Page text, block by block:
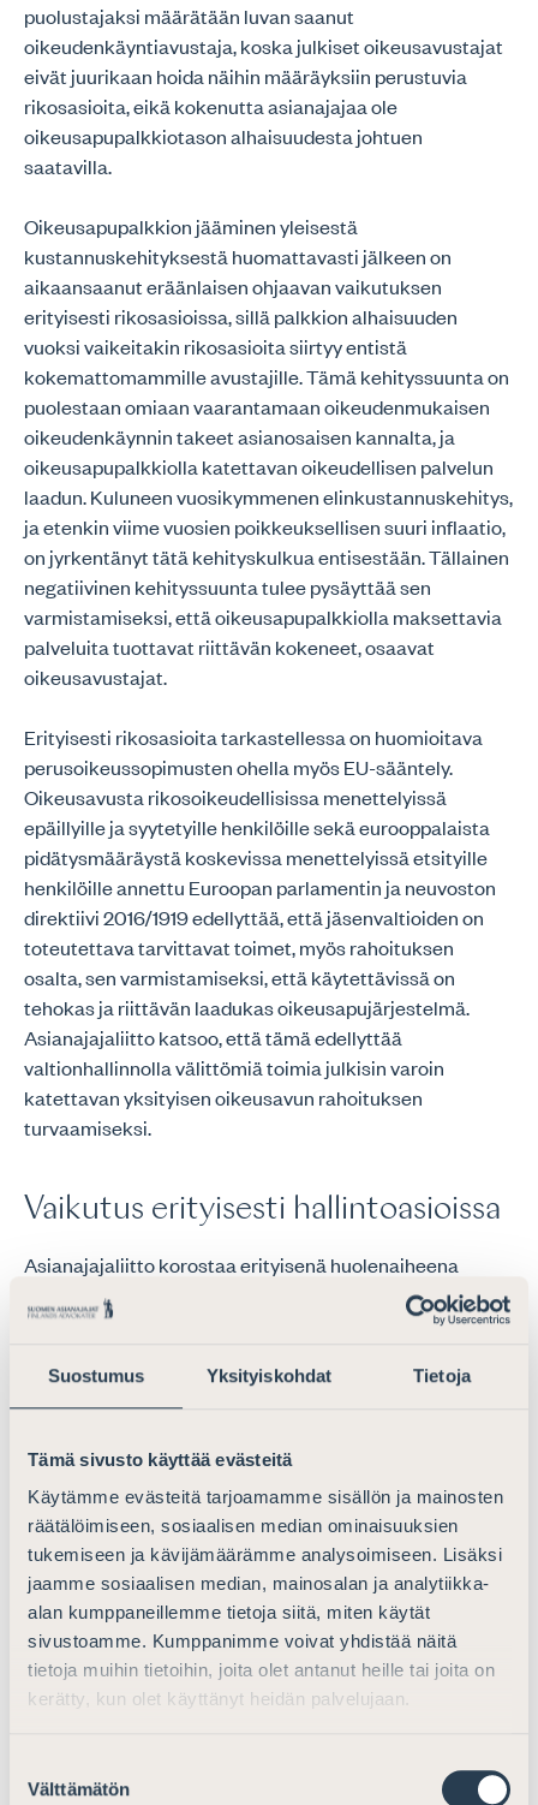
Suostumus Yksityiskohdat Tietoja
Tämä sivusto käyttää evästeitä
Käytämme evästeitä tarjoamamme sisällön ja mainosten
räätälöimiseen, sosiaalisen median ominaisuuksien
tukemiseen ja kävijämäärämme analysoimiseen. Lisäksi
jaamme sosiaalisen median, mainosalan ja analytiikka-
alan kumppaneillemme tietoja siitä, miten käytät
sivustoamme. Kumppanimme voivat yhdistää näitä
tietoja muihin tietoihin, joita olet antanut heille tai joita on
kerätty, kun olet käyttänyt heidän palvelujaan.
valinta
Välttämätön
puolustajaksi määrätään luvan saanut
oikeudenkäyntiavustaja, koska julkiset oikeusavustajat
eivät juurikaan hoida näihin määräyksiin perustuvia
rikosasioita, eikä kokenutta asianajajaa ole
oikeusapupalkkiotason alhaisuudesta johtuen
saatavilla.
Oikeusapupalkkion jääminen yleisestä
kustannuskehityksestä huomattavasti jälkeen on
aikaansaanut eräänlaisen ohjaavan vaikutuksen
erityisesti rikosasioissa, sillä palkkion alhaisuuden
vuoksi vaikeitakin rikosasioita siirtyy entistä
kokemattomammille avustajille. Tämä kehityssuunta on
puolestaan omiaan vaarantamaan oikeudenmukaisen
oikeudenkäynnin takeet asianosaisen kannalta, ja
oikeusapupalkkiolla katettavan oikeudellisen palvelun
laadun. Kuluneen vuosikymmenen elinkustannuskehitys,
ja etenkin viime vuosien poikkeuksellisen suuri inflaatio,
on jyrkentänyt tätä kehityskulkua entisestään. Tällainen
negatiivinen kehityssuunta tulee pysäyttää sen
varmistamiseksi, että oikeusapupalkkiolla maksettavia
palveluita tuottavat riittävän kokeneet, osaavat
oikeusavustajat.
Erityisesti rikosasioita tarkastellessa on huomioitava
perusoikeussopimusten ohella myös EU-sääntely.
Oikeusavusta rikosoikeudellisissa menettelyissä
epäillyille ja syytetyille henkilöille sekä eurooppalaista
pidätysmääräystä koskevissa menettelyissä etsityille
henkilöille annettu Euroopan parlamentin ja neuvoston
direktiivi 2016/1919 edellyttää, että jäsenvaltioiden on
toteutettava tarvittavat toimet, myös rahoituksen
osalta, sen varmistamiseksi, että käytettävissä on
tehokas ja riittävän laadukas oikeusapujärjestelmä.
Asianajajaliitto katsoo, että tämä edellyttää
valtionhallinnolla välittömiä toimia julkisin varoin
katettavan yksityisen oikeusavun rahoituksen
turvaamiseksi.
Vaikutus erityisesti hallintoasioissa
Asianajajaliitto korostaa erityisenä huolenaiheena
rikosasioiden lisäksi alhaisen palkkiotason negatiivista
vaikutusta hallinto-oikeudellisten asioiden käsittelyyn ja
Asianajajakunnan vakaa käsitys on se, että oikeusavun
liian alhainen palkkiotaso on jo johtanut tosiasiallisiin
asioissa. Erityisesti ulkomaalaisoikeutta koskevissa
valitusasioissa ei aina ole löydettävissä päteviä,
kokeneita oikeusavustajia tekemään valituksia, sillä
palkkion alhainen taso sekä säännönmukaiset
palkkioleikkaukset tekevät näistä toimeksiannoista
avustajille kannattamattomia. Näissä tapauksissa
valituksia ovat Asianajajaliiton saamien tietojen mukaan
laatineet ja laativat erilaiset maallikot, joilla ei ole
juridista koulutusta, osaamista suomalaisesta
tuomioistuinkielen kielitaitoa. Näin ollen valituskirjelmiä